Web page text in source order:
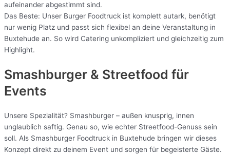
aufeinander abgestimmt sind.
Das Beste: Unser Burger Foodtruck ist komplett autark, benötigt
nur wenig Platz und passt sich flexibel an deine Veranstaltung in
Buxtehude an. So wird Catering unkompliziert und gleichzeitig zum
Highlight.
Smashburger & Streetfood für
Events
Unsere Spezialität? Smashburger – außen knusprig, innen
unglaublich saftig. Genau so, wie echter Streetfood-Genuss sein
soll. Als Smashburger Foodtruck in Buxtehude bringen wir dieses
Konzept direkt zu deinem Event und sorgen für begeisterte Gäste.